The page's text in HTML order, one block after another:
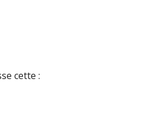
cette :